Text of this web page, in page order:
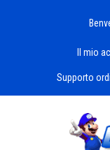
Il mio
Supporto